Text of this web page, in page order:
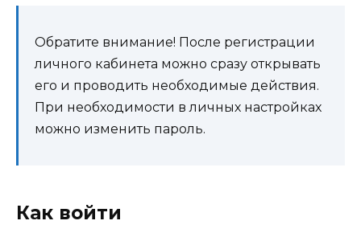
Обратите внимание! После регистрации
личного кабинета можно сразу открывать
его и проводить необходимые действия.
При необходимости в личных настройках
можно изменить пароль.
Как войти